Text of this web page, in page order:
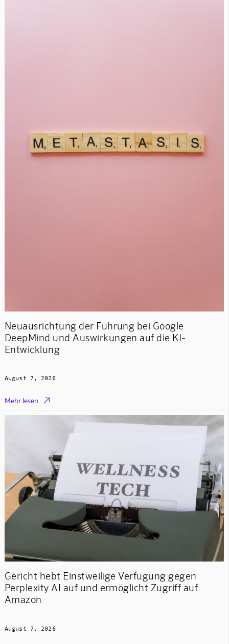
Neuausrichtung der Führung bei Google
DeepMind und Auswirkungen auf die KI-
Entwicklung
August 7, 2026
Mehr lesen 
Gericht hebt Einstweilige Verfügung gegen
Perplexity AI auf und ermöglicht Zugriff auf
Amazon
August 7, 2026